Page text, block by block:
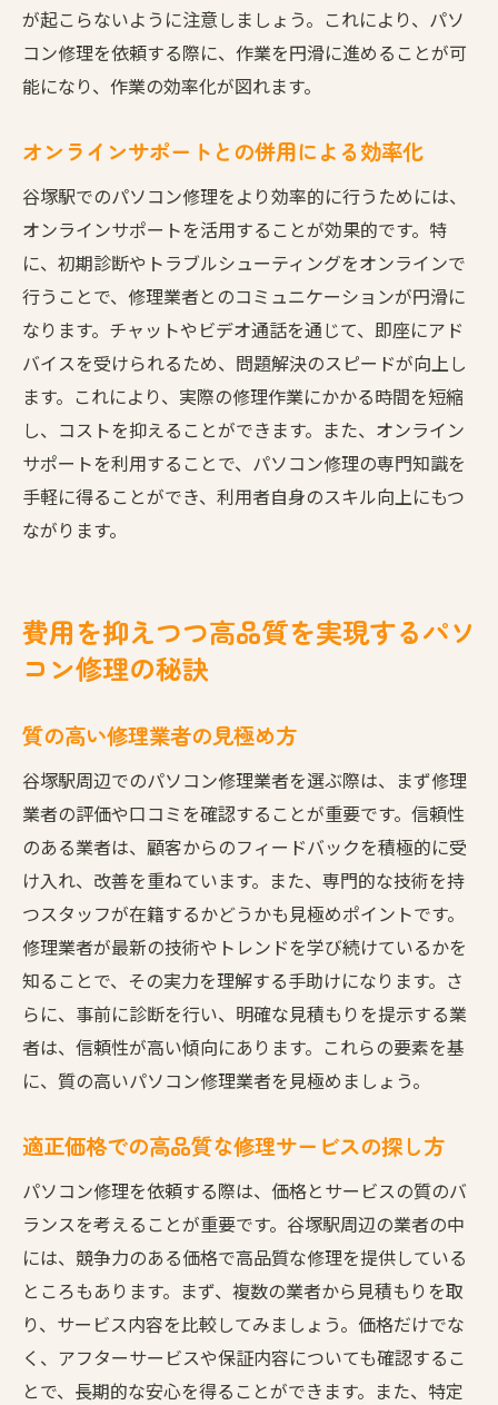
が起こらないように注意しましょう。これにより、パソ
コン修理を依頼する際に、作業を円滑に進めることが可
能になり、作業の効率化が図れます。
オンラインサポートとの併用による効率化
谷塚駅でのパソコン修理をより効率的に行うためには、
オンラインサポートを活用することが効果的です。特
に、初期診断やトラブルシューティングをオンラインで
行うことで、修理業者とのコミュニケーションが円滑に
なります。チャットやビデオ通話を通じて、即座にアド
バイスを受けられるため、問題解決のスピードが向上し
ます。これにより、実際の修理作業にかかる時間を短縮
し、コストを抑えることができます。また、オンライン
サポートを利用することで、パソコン修理の専門知識を
手軽に得ることができ、利用者自身のスキル向上にもつ
ながります。
費用を抑えつつ高品質を実現するパソ
コン修理の秘訣
質の高い修理業者の見極め方
谷塚駅周辺でのパソコン修理業者を選ぶ際は、まず修理
業者の評価や口コミを確認することが重要です。信頼性
のある業者は、顧客からのフィードバックを積極的に受
け入れ、改善を重ねています。また、専門的な技術を持
つスタッフが在籍するかどうかも見極めポイントです。
修理業者が最新の技術やトレンドを学び続けているかを
知ることで、その実力を理解する手助けになります。さ
らに、事前に診断を行い、明確な見積もりを提示する業
者は、信頼性が高い傾向にあります。これらの要素を基
に、質の高いパソコン修理業者を見極めましょう。
適正価格での高品質な修理サービスの探し方
パソコン修理を依頼する際は、価格とサービスの質のバ
ランスを考えることが重要です。谷塚駅周辺の業者の中
には、競争力のある価格で高品質な修理を提供している
ところもあります。まず、複数の業者から見積もりを取
り、サービス内容を比較してみましょう。価格だけでな
く、アフターサービスや保証内容についても確認するこ
とで、長期的な安心を得ることができます。また、特定